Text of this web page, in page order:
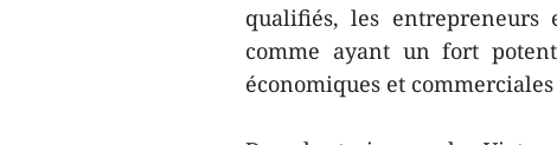
qualifiés, les entrepreneurs
comme ayant un fort
économiques et